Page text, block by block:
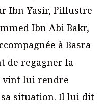
Ibn Yasir, l’illustre
Ibn Abi Bakr,
à Basra
de regagner la
vint lui rendre
situation. Il lui dit